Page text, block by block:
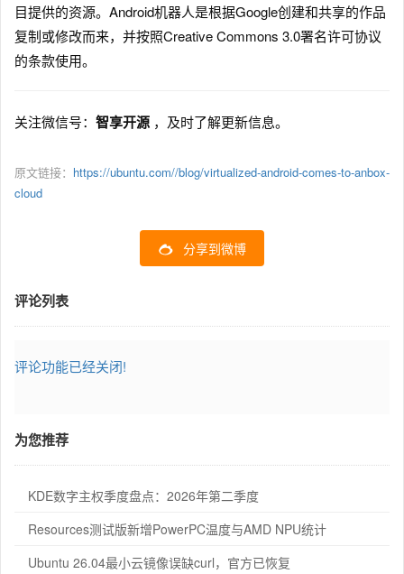
目提供的资源。Android机器人是根据Google创建和共享的作品
复制或修改而来，并按照Creative Commons 3.0署名许可协议
的条款使用。
关注微信号： 智享开源 ，及时了解更新信息。
原文链接： https://ubuntu.com//blog/virtualized-android-comes-to-anbox-
cloud
分享到微博
评论列表
评论功能已经关闭!
为您推荐
KDE数字主权季度盘点：2026年第二季度
Resources测试版新增PowerPC温度与AMD NPU统计
Ubuntu 26.04最小云镜像误缺curl，官方已恢复